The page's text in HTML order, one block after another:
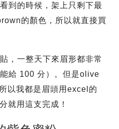
到的時候，架上只剩下最
的顏色，所以就直接買
，一整天下來眉形都非常
給 100 分）。但是olive
以我都是眉頭用excel的
就用這支完成！